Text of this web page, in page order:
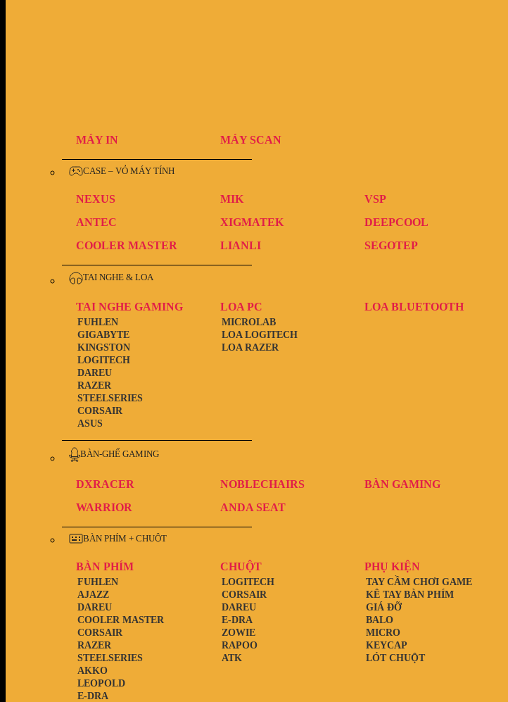
MÁY IN MÁY SCAN
CASE – VỎ MÁY TÍNH
NEXUS MIK VSP
ANTEC
XIGMATEK DEEPCOOL
COOLER MASTER
LIANLI SEGOTEP
TAI NGHE & LOA
TAI NGHE GAMING
ASUS
CORSAIR
STEELSERIES
RAZER
DAREU
LOGITECH
KINGSTON
GIGABYTE
FUHLEN
LOA PC
LOA RAZER
LOA LOGITECH
MICROLAB
LOA BLUETOOTH
BÀN-GHẾ GAMING
DXRACER NOBLECHAIRS BÀN GAMING
WARRIOR
ANDA SEAT
BÀN PHÍM + CHUỘT
BÀN PHÍM
E-DRA
LEOPOLD
AKKO
STEELSERIES
RAZER
CORSAIR
COOLER MASTER
DAREU
AJAZZ
FUHLEN
CHUỘT
ATK
RAPOO
ZOWIE
E-DRA
DAREU
CORSAIR
LOGITECH
PHỤ KIỆN
LÓT CHUỘT
KEYCAP
MICRO
BALO
GIÁ ĐỠ
KÊ TAY BÀN PHÍM
TAY CẦM CHƠI GAME